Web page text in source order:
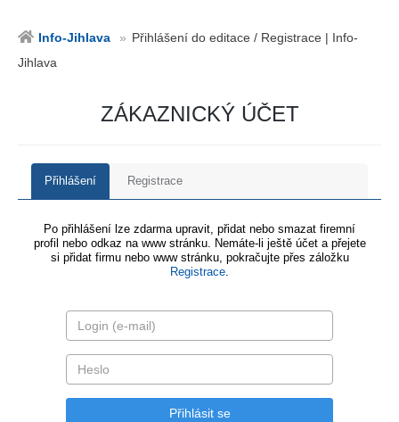
Info-Jihlava
Přihlášení do editace / Registrace | Info-
Jihlava
ZÁKAZNICKÝ ÚČET
Přihlášení Registrace
Po přihlášení lze zdarma upravit, přidat nebo smazat firemní
profil nebo odkaz na www stránku. Nemáte-li ještě účet a přejete
si přidat firmu nebo www stránku, pokračujte přes záložku
Registrace.